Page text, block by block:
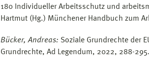
180 Individueller Arbeitsschutz und
Hartmut (Hg.) Münchener Handbuch zum
Bücker, Andreas: Soziale Grundrechte der
Grundrechte, Ad Legendum, 2022, 288-295.